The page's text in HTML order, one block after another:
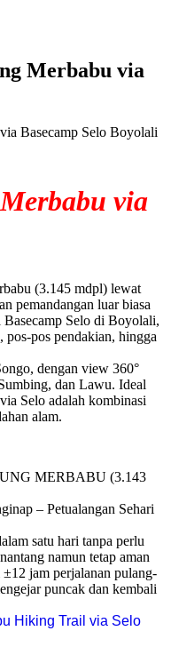
Merbabu via
via
(3.145 mdpl) lewat
pemandangan luar biasa
Basecamp Selo di Boyolali,
pos pendakian, hingga
dengan view 360°
dan Lawu. Ideal
Selo adalah kombinasi
alam.
MERBABU (3.143
– Petualangan Sehari
satu hari tanpa perlu
namun tetap aman
jam perjalanan pulang-
puncak dan kembali